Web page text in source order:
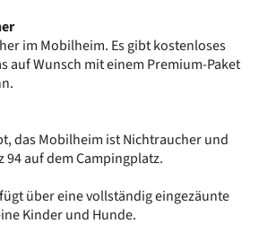
im Mobilheim. Es gibt kostenloses
auf Wunsch mit einem Premium-Paket
das Mobilheim ist Nichtraucher und
94 auf dem Campingplatz.
über eine vollständig eingezäunte
Kinder und Hunde.